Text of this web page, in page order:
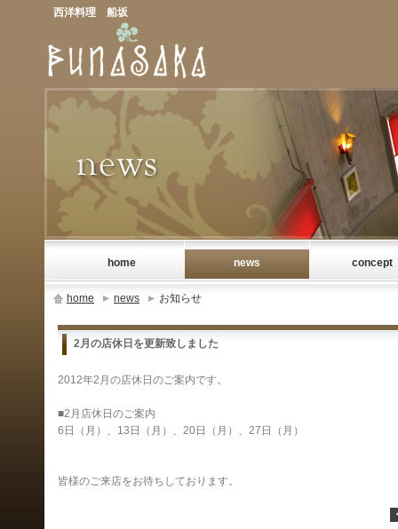
西洋料理 船坂
home news concept
home news お知らせ
2月の店休日を更新致しました
2012年2月の店休日のご案内です。
■2月店休日のご案内
6日（月）、13日（月）、20日（月）、27日（月）
皆様のご来店をお待ちしております。